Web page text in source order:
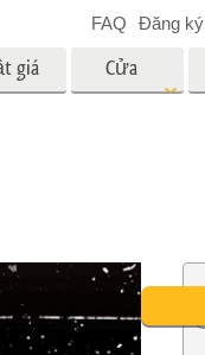
động sản
giá Cửa
trẻ
FAQ Đăng ký